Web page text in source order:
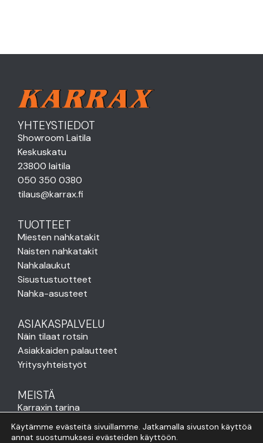
YHTEYSTIEDOT
Showroom Laitila
Keskuskatu
23800 laitila
050 350 0380
tilaus@karrax.fi
TUOTTEET
Miesten nahkatakit
Naisten nahkatakit
Nahkalaukut
Sisustustuotteet
Nahka-asusteet
ASIAKASPALVELU
Näin tilaat rotsin
Asiakkaiden palautteet
Yritysyhteistyöt
MEISTÄ
Karraxin tarina
Karraxin arvot
Venlan blogi
Käytämme evästeitä sivuillamme. Jatkamalla sivuston käyttöä
annat suostumuksesi evästeiden käyttöön.